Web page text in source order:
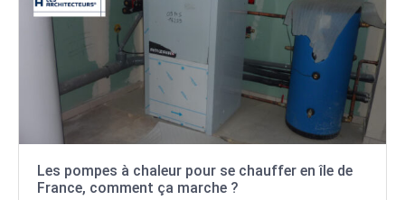
Les pompes à chaleur pour se chauffer en île de
France, comment ça marche ?